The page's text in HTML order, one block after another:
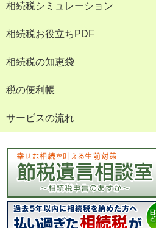
相続税シミュレーション
相続税お役立ちPDF
相続税の知恵袋
税の便利帳
サービスの流れ